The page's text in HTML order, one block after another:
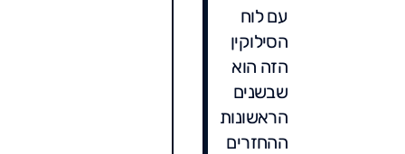
עם לוח
הסילוקין
הזה הוא
שבשנים
הראשונות
ההחזרים